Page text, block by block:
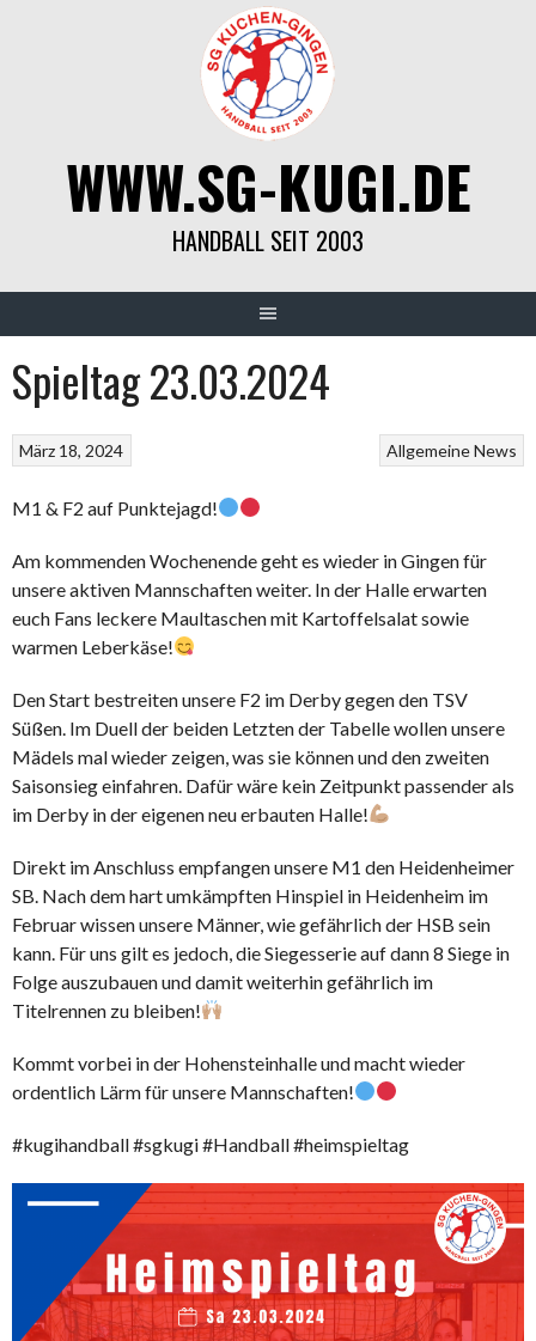
WWW.SG-KUGI.DE
HANDBALL SEIT 2003
Spieltag 23.03.2024
Allgemeine News
März 18, 2024
M1 & F2 auf Punktejagd!
Am kommenden Wochenende geht es wieder in Gingen für
unsere aktiven Mannschaften weiter. In der Halle erwarten
euch Fans leckere Maultaschen mit Kartoffelsalat sowie
warmen Leberkäse!
Den Start bestreiten unsere F2 im Derby gegen den TSV
Süßen. Im Duell der beiden Letzten der Tabelle wollen unsere
Mädels mal wieder zeigen, was sie können und den zweiten
Saisonsieg einfahren. Dafür wäre kein Zeitpunkt passender als
im Derby in der eigenen neu erbauten Halle!
Direkt im Anschluss empfangen unsere M1 den Heidenheimer
SB. Nach dem hart umkämpften Hinspiel in Heidenheim im
Februar wissen unsere Männer, wie gefährlich der HSB sein
kann. Für uns gilt es jedoch, die Siegesserie auf dann 8 Siege in
Folge auszubauen und damit weiterhin gefährlich im
Titelrennen zu bleiben!
Kommt vorbei in der Hohensteinhalle und macht wieder
ordentlich Lärm für unsere Mannschaften!
#kugihandball #sgkugi #Handball #heimspieltag